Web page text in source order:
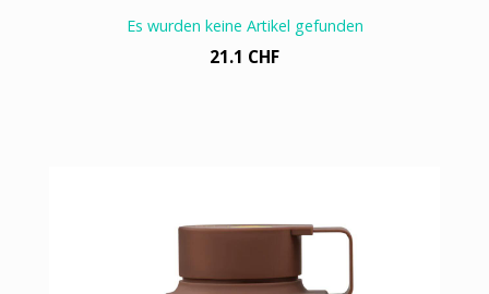
Es wurden keine Artikel gefunden
21.1 CHF